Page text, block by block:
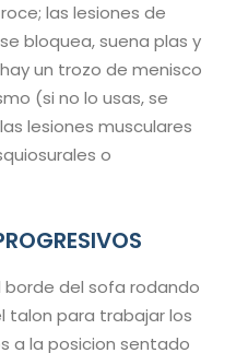
las lesiones de
bloquea, suena plas y
un trozo de menisco
(si no lo usas, se
lesiones musculares
o
del sofa rodando
talon para trabajar los
a la posicion sentado